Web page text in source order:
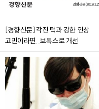
[경향신문] 각진 턱과 강한 인상
고민이라면...보톡스로 개선